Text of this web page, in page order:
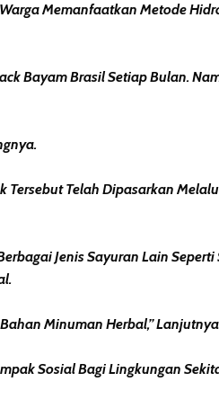
Memanfaatkan Metode
Bayam Brasil Setiap Bulan.
Telah Dipasarkan
Jenis Sayuran Lain
Minuman Herbal,”
Sosial Bagi Lingkungan